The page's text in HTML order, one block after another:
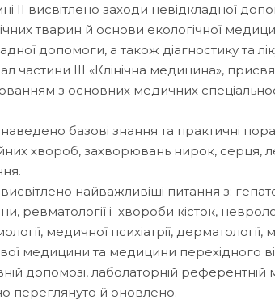
II висвітлено заходи невідкладної
тварин й основи екологічної
допомоги, а також діагностику та
частини ІІІ «Клінічна медицина»,
з основних медичних
наведено базові знання та практичні
хвороб, захворювань нирок, серця,
найважливіші питання з:
ревматології і хвороби кісток,
медичної психіатрії, дерматології,
медицини та медицини перехідного
допомозі, лаболаторній
переглянуто й оновлено.